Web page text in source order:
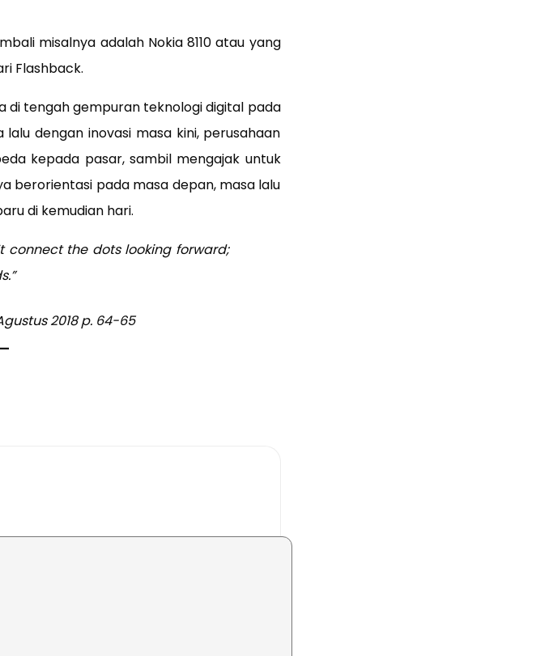
misalnya adalah Nokia 8110 atau yang
Flashback.
tengah gempuran teknologi digital pada
dengan inovasi masa kini, perusahaan
kepada pasar, sambil mengajak untuk
berorientasi pada masa depan, masa lalu
di kemudian hari.
connect the dots looking forward;
2018 p. 64-65